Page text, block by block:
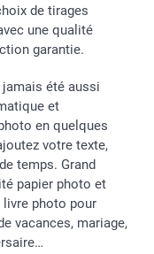
de tirages
une qualité
garantie.
jamais été aussi
et
en quelques
votre texte,
temps. Grand
papier photo et
livre photo pour
vacances, mariage,